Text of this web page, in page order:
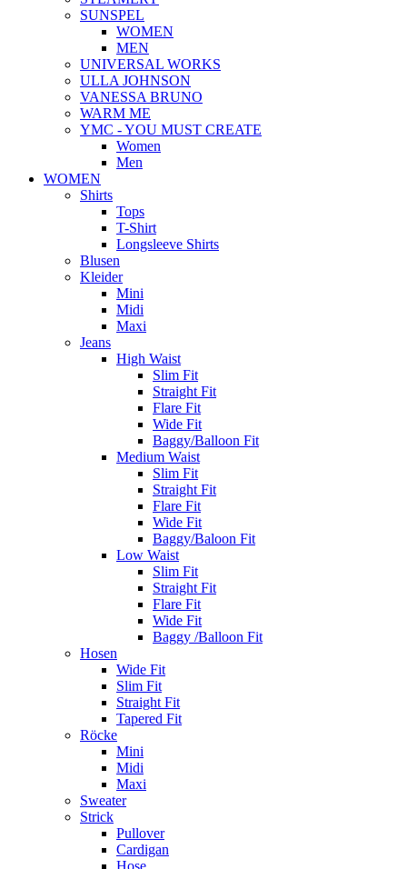
SUNSPEL
WOMEN
MEN
UNIVERSAL WORKS
ULLA JOHNSON
VANESSA BRUNO
WARM ME
YMC - YOU MUST CREATE
Women
Men
WOMEN
Shirts
Tops
T-Shirt
Longsleeve Shirts
Blusen
Kleider
Mini
Midi
Maxi
Jeans
High Waist
Slim Fit
Straight Fit
Flare Fit
Wide Fit
Baggy/Balloon Fit
Medium Waist
Slim Fit
Straight Fit
Flare Fit
Wide Fit
Baggy/Baloon Fit
Low Waist
Slim Fit
Straight Fit
Flare Fit
Wide Fit
Baggy /Balloon Fit
Hosen
Wide Fit
Slim Fit
Straight Fit
Tapered Fit
Röcke
Mini
Midi
Maxi
Sweater
Strick
Pullover
Cardigan
Hose